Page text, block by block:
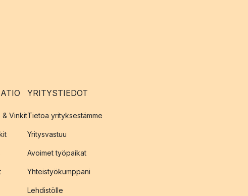
& Vinkit
YRITYSTIEDOT
Tietoa yrityksestämme
Yritysvastuu
Avoimet työpaikat
Yhteistyökumppani
Lehdistölle